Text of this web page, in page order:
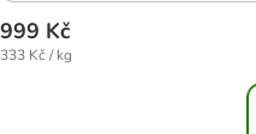
999 Kč
333 Kč / kg